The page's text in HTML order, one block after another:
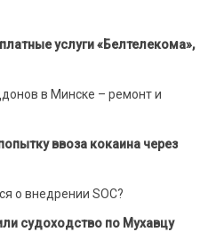
услуги «Белтелекома»,
в Минске – ремонт и
ввоза кокаина через
о внедрении SOC?
судоходство по Мухавцу